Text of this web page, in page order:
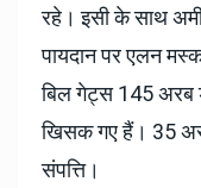
रहे। इसी के साथ
पायदान पर एलन
बिल गेट्स 145 अरब
खिसक गए हैं। 35
संपत्ति।